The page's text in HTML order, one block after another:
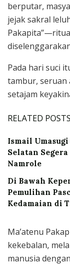
berputar,
jejak sakral
Pada hari suci
tambur, seruan
setajam
RELATED POSTS
Ismail
Selatan
Namrole
Di Bawah
Pemulihan
Kedamaian di
Ma’atenu
kekebalan,
manusia